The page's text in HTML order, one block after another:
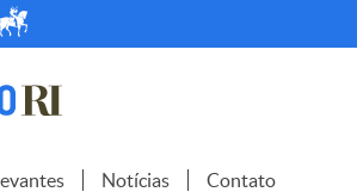
Notícias Contato